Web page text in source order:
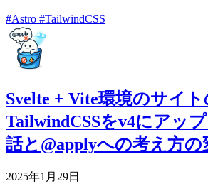
#Astro #TailwindCSS
Svelte + Vite環境のサイト
TailwindCSSをv4にアッ
話と@applyへの考え方の
2025年1月29日